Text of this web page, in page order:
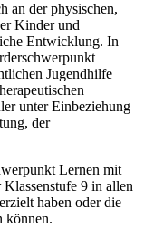
an der physischen,
Kinder und
Entwicklung. In
Jugendhilfe
unter Einbeziehung
der
Lernen mit
9 in allen
haben oder die
können.